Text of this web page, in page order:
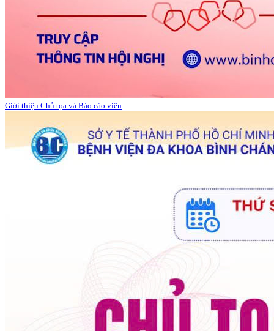
Giới thiệu Chủ tọa và Báo cáo viên